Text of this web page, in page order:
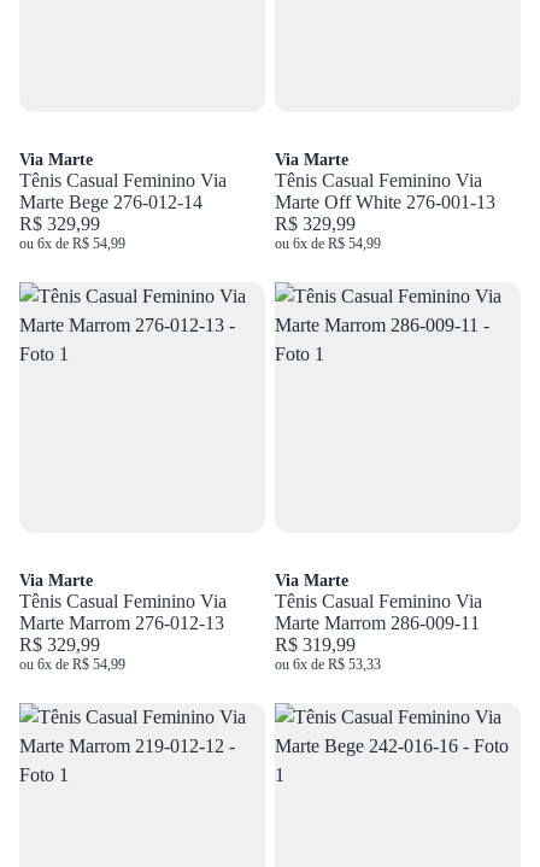
Via Marte
Tênis Casual Feminino Via
Marte Bege 276-012-14
R$ 329,99
ou 6x de R$ 54,99
Via Marte
Tênis Casual Feminino Via
Marte Off White 276-001-13
R$ 329,99
ou 6x de R$ 54,99
Via Marte
Tênis Casual Feminino Via
Marte Marrom 276-012-13
R$ 329,99
ou 6x de R$ 54,99
Via Marte
Tênis Casual Feminino Via
Marte Marrom 286-009-11
R$ 319,99
ou 6x de R$ 53,33